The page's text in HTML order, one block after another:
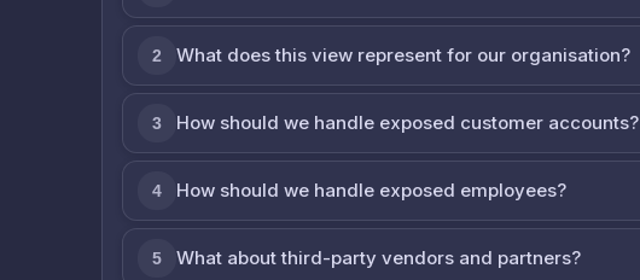
2 What does this view represent for our organisation?
3 How should we handle exposed customer accounts?
4 How should we handle exposed employees?
5 What about third-party vendors and partners?